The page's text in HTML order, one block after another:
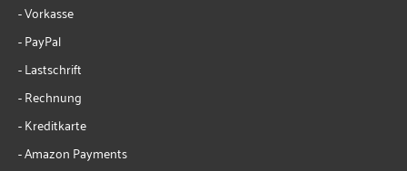
- Vorkasse
- PayPal
- Lastschrift
- Rechnung
- Kreditkarte
- Amazon Payments